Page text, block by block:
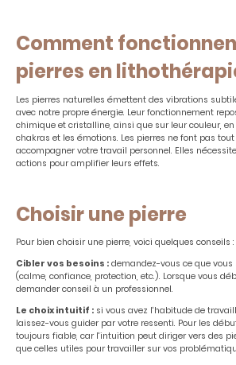
Comment
pierres en
Les pierres naturelles émettent des vibrations
avec notre propre énergie. Leur fonctionnement
chimique et cristalline, ainsi que sur leur couleur,
chakras et les émotions. Les pierres ne font pas
accompagner votre travail personnel. Elles
actions pour amplifier leurs effets.
Choisir une pierre
Pour bien choisir une pierre, voici quelques conseils :
Cibler vos besoins : demandez-vous ce que
(calme, confiance, protection, etc.). Lorsque vous
demander conseil à un professionnel.
Le choix intuitif : si vous avez l'habitude de
laissez-vous guider par votre ressenti. Pour les
toujours fiable, car l'intuition peut diriger vers des
que celles utiles pour travailler sur vos